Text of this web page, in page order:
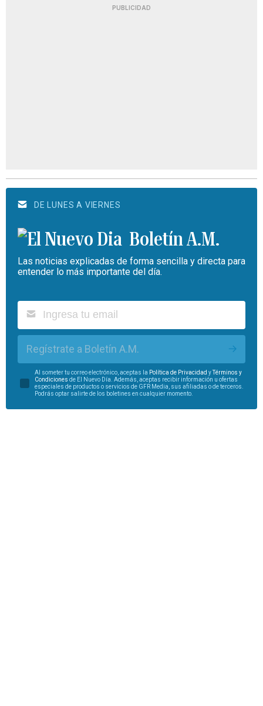
PUBLICIDAD
DE LUNES A VIERNES
Boletín A.M.
Las noticias explicadas de forma sencilla y directa para
entender lo más importante del día.
Regístrate a Boletín A.M.
Al someter tu correo electrónico, aceptas la Política de Privacidad yTérminos y
Condiciones de El Nuevo Día. Además, aceptas recibir información u ofertas
especiales de productos o servicios de GFR Media, sus afiliadas o de terceros.
Podrás optar salirte de los boletines en cualquier momento.